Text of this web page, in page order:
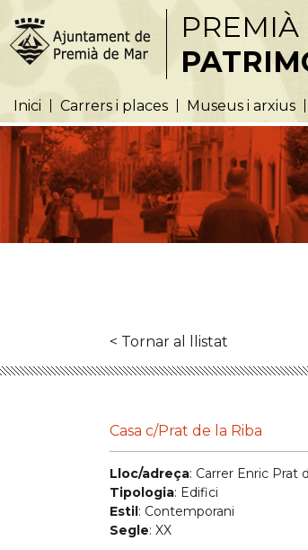
Inici Carrers i places Museus i arxius
< Tornar al llistat
Casa c/Prat de la Riba
Lloc/adreça: Carrer Enric Prat
Tipologia: Edifici
Estil: Contemporani
Segle: XX